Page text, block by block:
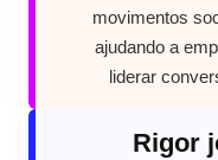
movimentos
ajudando a
liderar
Rigor